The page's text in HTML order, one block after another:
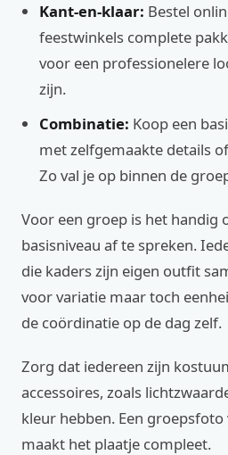
Kant-en-klaar: Bestel
feestwinkels complete
voor een professionelere
zijn.
Combinatie: Koop een
met zelfgemaakte details
Zo val je op binnen de
Voor een groep is het handig
basisniveau af te spreken.
die kaders zijn eigen outfit
voor variatie maar toch
de coördinatie op de dag zelf.
Zorg dat iedereen zijn
accessoires, zoals
kleur hebben. Een
maakt het plaatje compleet.